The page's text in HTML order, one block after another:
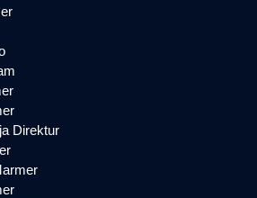
Direktur